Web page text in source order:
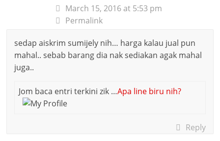
March 15, 2016 at 5:53 pm
Permalink
sedap aiskrim sumijely nih… harga kalau jual pun
mahal.. sebab barang dia nak sediakan agak mahal
juga..
Jom baca entri terkini zik …Apa line biru nih?
Reply